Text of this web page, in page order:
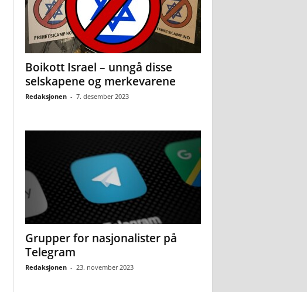
Boikott Israel – unngå disse
selskapene og merkevarene
Redaksjonen - 7. desember 2023
Grupper for nasjonalister på
Telegram
Redaksjonen - 23. november 2023